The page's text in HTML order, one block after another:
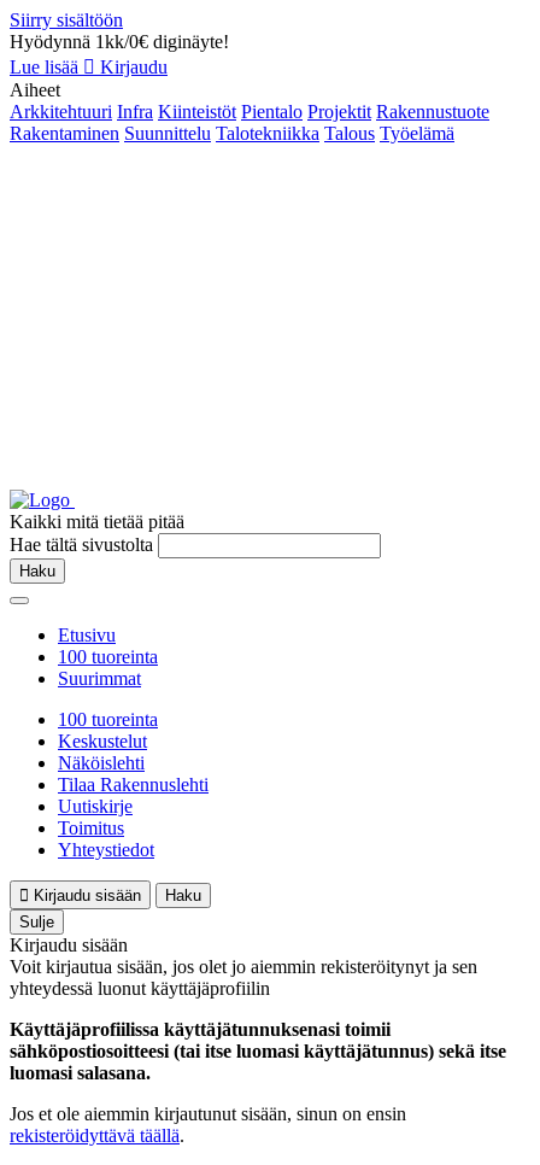
Siirry sisältöön
Hyödynnä 1kk/0€ diginäyte!
Lue lisää
Kirjaudu
Aiheet
Arkkitehtuuri Infra Kiinteistöt Pientalo Projektit Rakennustuote
Rakentaminen Suunnittelu Talotekniikka Talous Työelämä
Kaikki mitä tietää pitää
Hae tältä sivustolta
Haku
Etusivu
100 tuoreinta
Suurimmat
100 tuoreinta
Keskustelut
Näköislehti
Tilaa Rakennuslehti
Uutiskirje
Toimitus
Yhteystiedot
Kirjaudu sisään
Haku
Sulje
Kirjaudu sisään
Voit kirjautua sisään, jos olet jo aiemmin rekisteröitynyt ja sen
yhteydessä luonut käyttäjäprofiilin
Käyttäjäprofiilissa käyttäjätunnuksenasi toimii
sähköpostiosoitteesi (tai itse luomasi käyttäjätunnus) sekä itse
luomasi salasana.
Jos et ole aiemmin kirjautunut sisään, sinun on ensin
rekisteröidyttävä täällä.